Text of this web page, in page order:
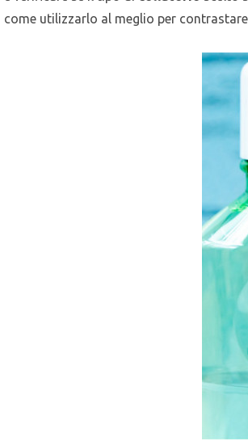
come utilizzarlo al meglio per